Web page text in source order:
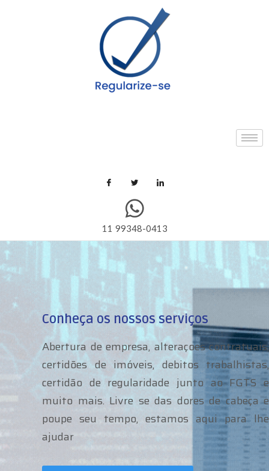
11 99348-0413
Conheça os nossos serviços
Abertura de empresa, alteraçoes contratuais,
certidões de imóveis, debitos trabalhistas,
certidão de regularidade junto ao FGTS e
muito mais. Livre se das dores de cabeça e
poupe seu tempo, estamos aqui para lhe
ajudar